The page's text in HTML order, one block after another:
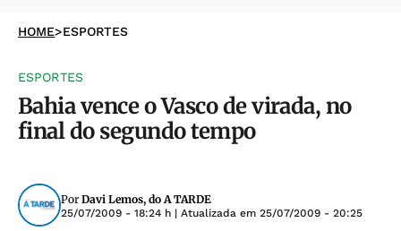
HOME>ESPORTES
ESPORTES
Bahia vence o Vasco de virada, no
final do segundo tempo
Por Davi Lemos, do A TARDE
25/07/2009 - 18:24 h | Atualizada em 25/07/2009 - 20:25